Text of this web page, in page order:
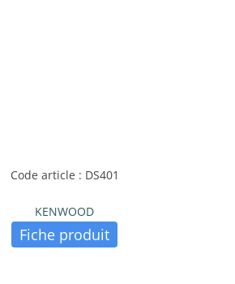
Code article : DS401
KENWOOD
Fiche produit